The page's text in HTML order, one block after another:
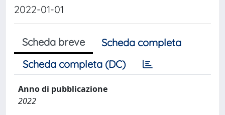
2022-01-01
Scheda breve
Scheda completa
Scheda completa (DC)
Anno di pubblicazione
2022